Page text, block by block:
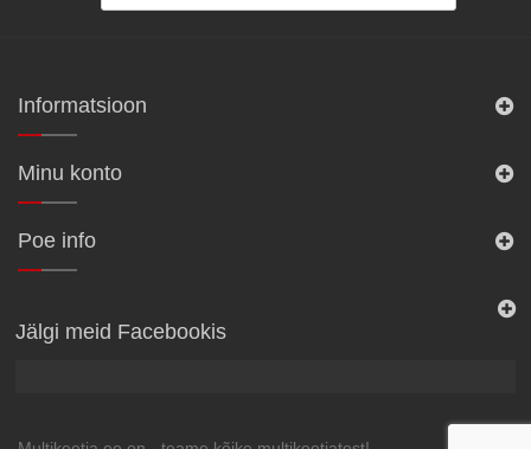
Informatsioon
Minu konto
Poe info
Jälgi meid Facebookis